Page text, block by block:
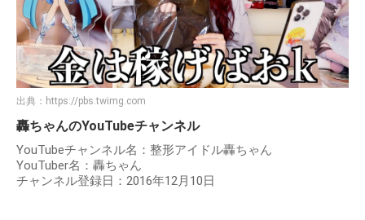
出典： https://pbs.twimg.com
轟ちゃんのYouTubeチャンネル
YouTubeチャンネル名：整形アイドル轟ちゃん
YouTuber名：轟ちゃん
チャンネル登録日：2016年12月10日